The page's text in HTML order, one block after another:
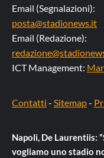
Email (Segnalazioni):
posta@stadionews.it
Email (Redazione):
ICT Management:
Contatti - Sitemap-
Napoli, De Laurentiis:
vogliamo uno stadio